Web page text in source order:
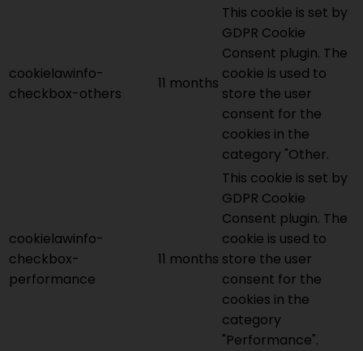
cookielawinfo-
checkbox-others
11 months
This cookie is set by
GDPR Cookie
Consent plugin. The
cookie is used to
store the user
consent for the
cookies in the
category "Other.
cookielawinfo-
checkbox-
performance
11 months
This cookie is set by
GDPR Cookie
Consent plugin. The
cookie is used to
store the user
consent for the
cookies in the
category
"Performance".